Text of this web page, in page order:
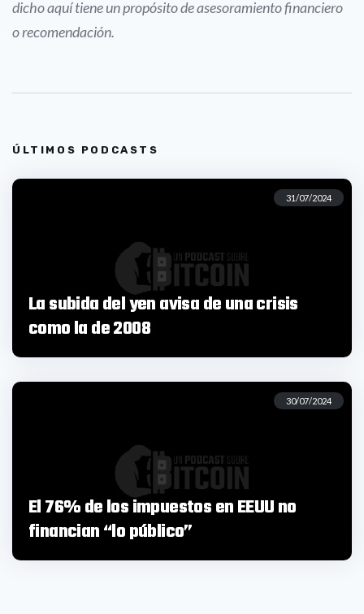
dicho aquí tiene un propósito de asesoramiento financiero
o recomendación.
ÚLTIMOS PODCASTS
31/07/2024
La subida del yen avisa de una crisis
como la de 2008
30/07/2024
El 76% de los impuestos en EEUU no
financian “lo público”